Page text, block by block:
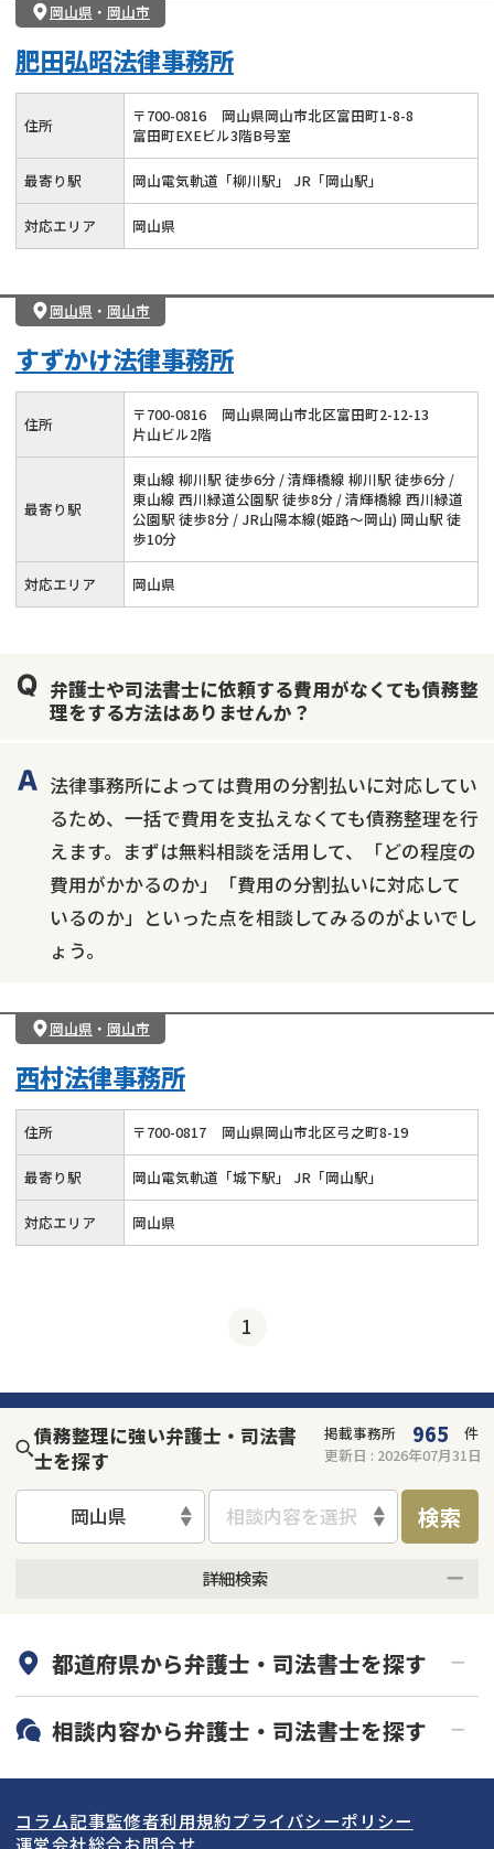
岡山県 ・ 岡山市
肥田弘昭法律事務所
住所 〒700-0816
岡山県岡山市北区富田町1-8-8
富田町EXEビル3階B号室
最寄り駅 岡山電気軌道「柳川駅」 JR「岡山駅」
対応エリア 岡山県
岡山県 ・ 岡山市
すずかけ法律事務所
住所 〒700-0816
岡山県岡山市北区富田町2-12-13
片山ビル2階
最寄り駅
東山線 柳川駅 徒歩6分 / 清輝橋線 柳川駅 徒歩6分 /
東山線 西川緑道公園駅 徒歩8分 / 清輝橋線 西川緑道
公園駅 徒歩8分 / JR山陽本線(姫路～岡山) 岡山駅 徒
歩10分
対応エリア 岡山県
弁護士や司法書士に依頼する費用がなくても債務整
理をする方法はありませんか？
法律事務所によっては費用の分割払いに対応してい
るため、一括で費用を支払えなくても債務整理を行
えます。まずは無料相談を活用して、「どの程度の
費用がかかるのか」「費用の分割払いに対応して
いるのか」といった点を相談してみるのがよいでし
ょう。
岡山県 ・ 岡山市
西村法律事務所
住所 〒700-0817 岡山県岡山市北区弓之町8-19
最寄り駅 岡山電気軌道「城下駅」 JR「岡山駅」
対応エリア 岡山県
1
債務整理に強い弁護士・司法書
士を探す
掲載事務所 965
件
更新日 : 2026年07月31日
岡山県 相談内容を選択 検索
詳細検索
初回相談無料
土日祝の相談可能
都道府県から弁護士・司法書士を探す
北海道・東北
北海道 青森県
岩手県 宮城県
関東
東京都 神奈川県
東海
相談内容から弁護士・司法書士を探す
任意整理
個人再生
コラム記事監修者利用規約プライバシーポリシー
運営会社総合お問合せ